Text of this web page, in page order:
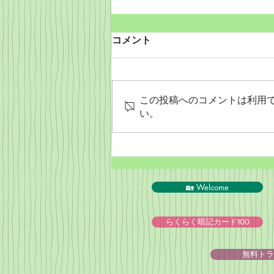
コメント
この投稿へのコメントは利用
い。
🏡 Welcome
らくらく暗記カード100
無料ト